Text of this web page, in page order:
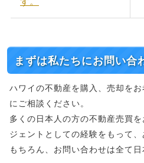
まずは私たちにお問い合
ハワイの不動産を購入、売却を
にご相談ください。
多くの日本人の方の不動産売買
ジェントとしての経験をもって、
もちろん、お問い合わせは全て日